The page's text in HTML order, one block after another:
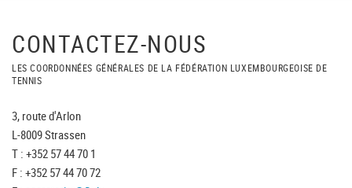
CONTACTEZ-NOUS
LES COORDONNÉES GÉNÉRALES DE LA FÉDÉRATION LUXEMBOURGEOISE DE
TENNIS
3, route d'Arlon
L-8009 Strassen
T : +352 57 44 70 1
F : +352 57 44 70 72